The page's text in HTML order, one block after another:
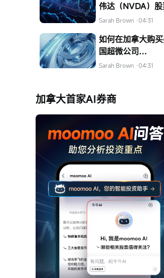
伟达（NVDA）
Sarah Brown ·04:31
如何在加拿大购
国超微公司
（AMD）的股票
Sarah Brown ·04:31
加拿大首家AI券商